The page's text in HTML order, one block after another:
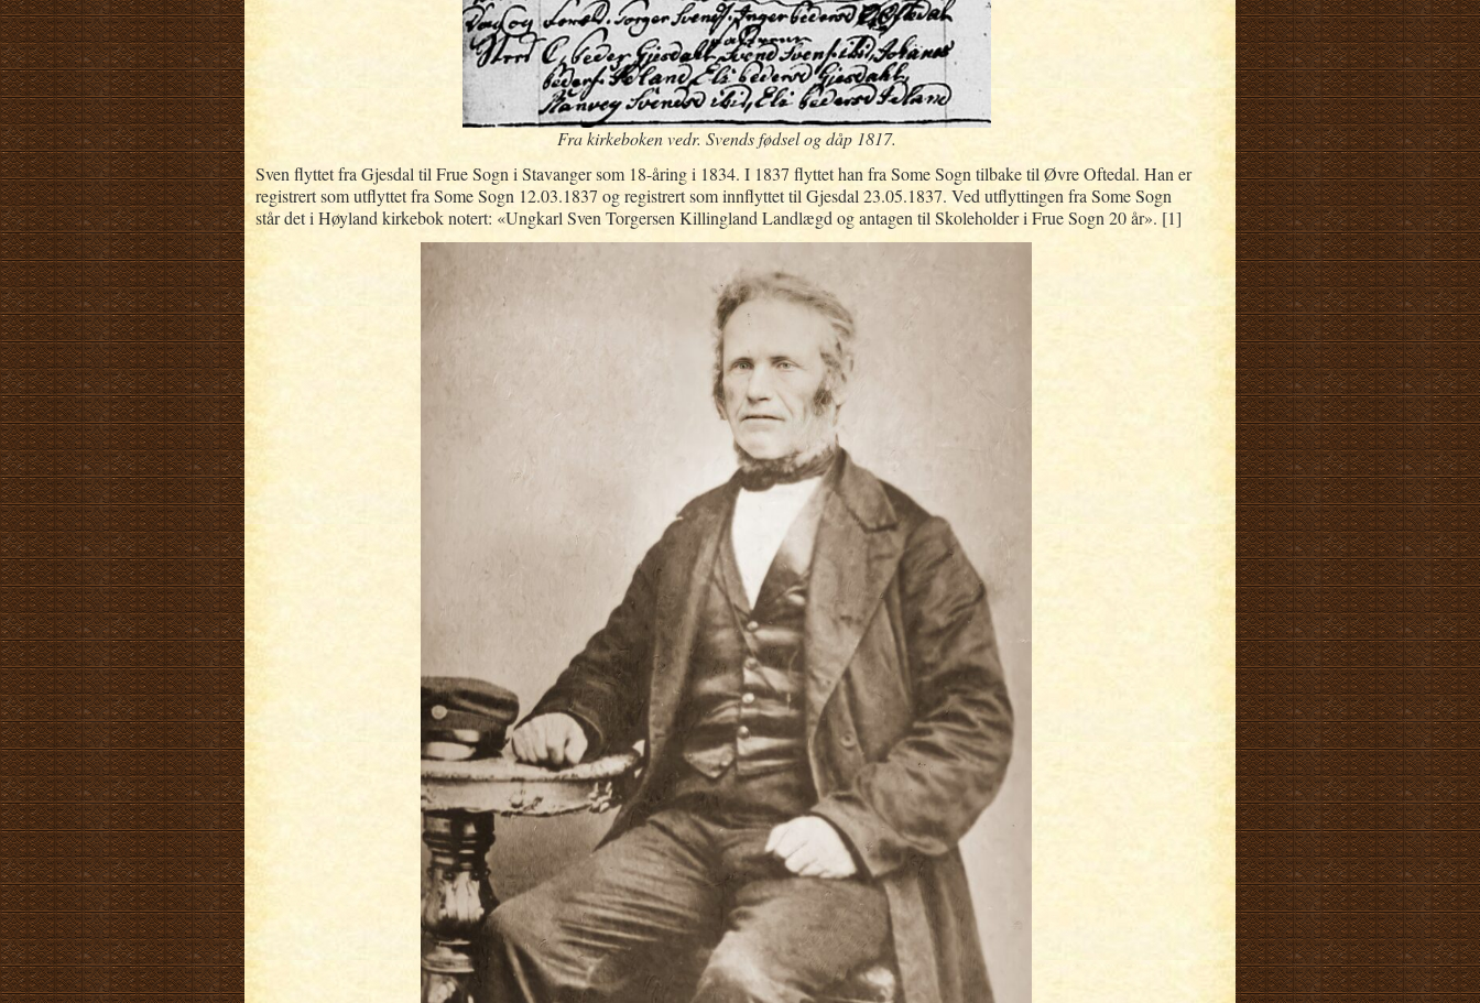
Fra kirkeboken vedr. Svends fødsel og dåp 1817.
Sven flyttet fra Gjesdal til Frue Sogn i Stavanger som 18-åring i 1834. I 1837 flyttet han fra Some Sogn tilbake til Øvre Oftedal. Han er
registrert som utflyttet fra Some Sogn 12.03.1837 og registrert som innflyttet til Gjesdal 23.05.1837. Ved utflyttingen fra Some Sogn
står det i Høyland kirkebok notert: «Ungkarl Sven Torgersen Killingland Landlægd og antagen til Skoleholder i Frue Sogn 20 år». [1]